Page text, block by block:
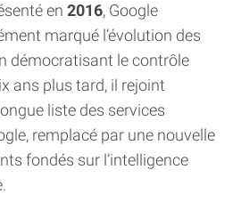
en 2016, Google
marqué l’évolution des
démocratisant le contrôle
ans plus tard, il rejoint
liste des services
remplacé par une nouvelle
fondés sur l’intelligence